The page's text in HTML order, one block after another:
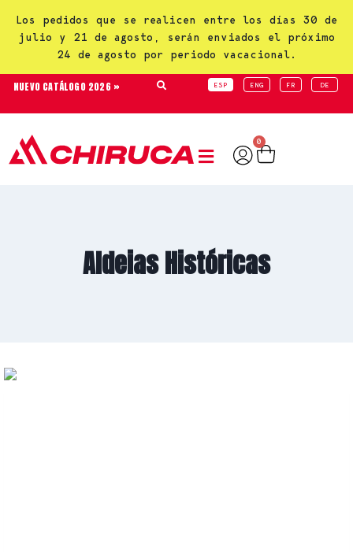
Los pedidos que se realicen entre los días 30 de
julio y 21 de agosto, serán enviados el próximo
24 de agosto por periodo vacacional.
NUEVO CATÁLOGO 2026 » ESP ENG FR DE
0
Aldeias Históricas